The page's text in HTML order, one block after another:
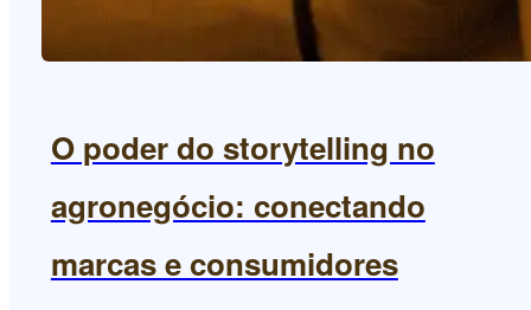
O poder do storytelling no
agronegócio: conectando
marcas e consumidores